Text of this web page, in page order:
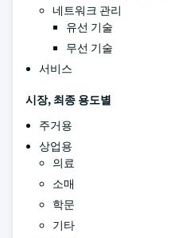
네트워크 관리
유선 기술
무선 기술
서비스
시장, 최종 용도별
주거용
상업용
의료
소매
학문
기타